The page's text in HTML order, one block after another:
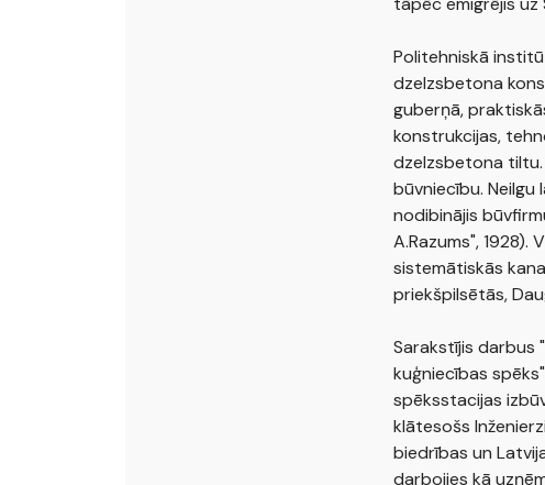
Politehniskā
dzelzsbetona
guberņā,
konstrukcijas,
dzelzsbetona
būvniecību. Neilgu
nodibinājis
A.Razums", 1928).
sistemātiskās
priekšpilsētās,
Sarakstījis darbus
kuģniecības
spēksstacijas
klātesošs
biedrības un
darbojies kā